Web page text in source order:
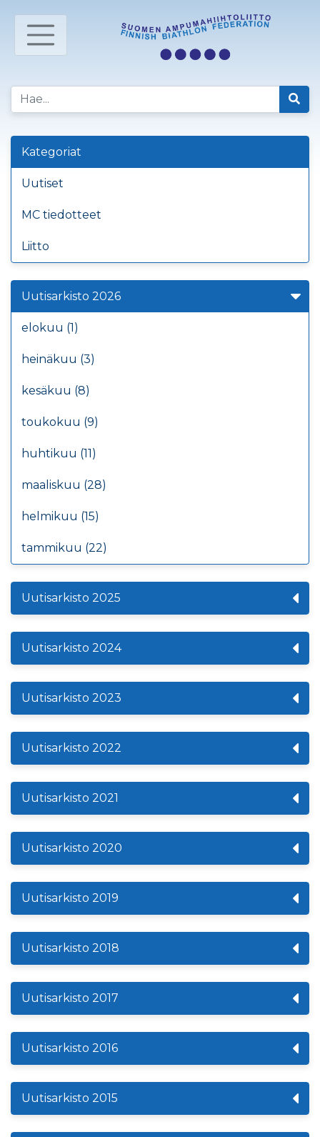
Kategoriat
Uutiset
MC tiedotteet
Liitto
Uutisarkisto 2026
elokuu (1)
heinäkuu (3)
kesäkuu (8)
toukokuu (9)
huhtikuu (11)
maaliskuu (28)
helmikuu (15)
tammikuu (22)
Uutisarkisto 2025
Uutisarkisto 2024
Uutisarkisto 2023
Uutisarkisto 2022
Uutisarkisto 2021
Uutisarkisto 2020
Uutisarkisto 2019
Uutisarkisto 2018
Uutisarkisto 2017
Uutisarkisto 2016
Uutisarkisto 2015